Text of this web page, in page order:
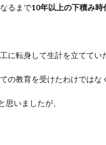
るまで10年以上の下積み時
に転身して生計を立ててい
の教育を受けたわけではな
いましたが、